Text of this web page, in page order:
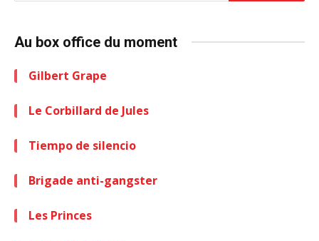
Au box office du moment
Gilbert Grape
Le Corbillard de Jules
Tiempo de silencio
Brigade anti-gangster
Les Princes